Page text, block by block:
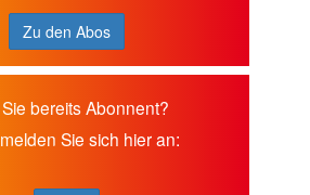
Zu den Abos
bereits Abonnent?
Sie sich hier an: